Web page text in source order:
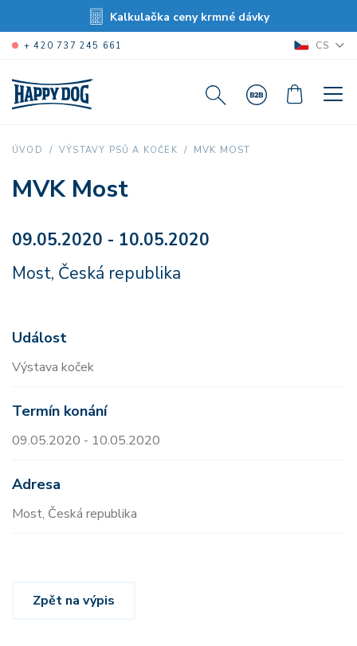
Kalkulačka ceny krmné dávky
+ 420 737 245 661 CS
ÚVOD VÝSTAVY PSŮ A KOČEK MVK MOST
MVK Most
09.05.2020 - 10.05.2020
Most, Česká republika
Událost
Výstava koček
Termín konání
09.05.2020 - 10.05.2020
Adresa
Most, Česká republika
Zpět na výpis